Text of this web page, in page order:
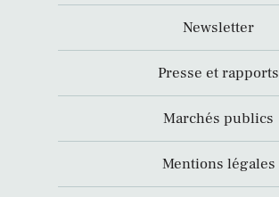
Newsletter
Presse et rapports
Marchés publics
Mentions légales